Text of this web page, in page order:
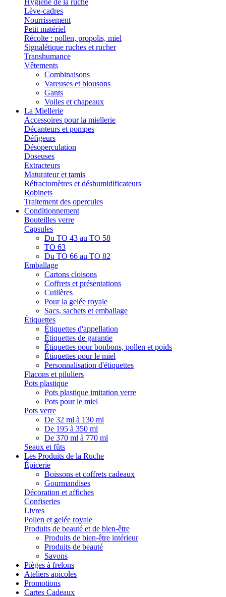
Hygiène de la ruche
Lève-cadres
Nourrissement
Petit matériel
Récolte : pollen, propolis, miel
Signalétique ruches et rucher
Transhumance
Vêtements
Combinaisons
Vareuses et blousons
Gants
Voiles et chapeaux
La Miellerie
Accessoires pour la miellerie
Décanteurs et pompes
Défigeurs
Désoperculation
Doseuses
Extracteurs
Maturateur et tamis
Réfractomètres et déshumidificateurs
Robinets
Traitement des opercules
Conditionnement
Bouteilles verre
Capsules
Du TO 43 au TO 58
TO 63
Du TO 66 au TO 82
Emballage
Cartons cloisons
Coffrets et présentations
Cuillères
Pour la gelée royale
Sacs, sachets et emballage
Étiquettes
Étiquettes d'appellation
Étiquettes de garantie
Étiquettes pour bonbons, pollen et poids
Étiquettes pour le miel
Personnalisation d'étiquettes
Flacons et piluliers
Pots plastique
Pots plastique imitation verre
Pots pour le miel
Pots verre
De 32 ml à 130 ml
De 195 à 350 ml
De 370 ml à 770 ml
Seaux et fûts
Les Produits de la Ruche
Épicerie
Boissons et coffrets cadeaux
Gourmandises
Décoration et affiches
Confiseries
Livres
Pollen et gelée royale
Produits de beauté et de bien-être
Produits de bien-être intérieur
Produits de beauté
Savons
Pièges à frelons
Ateliers apicoles
Promotions
Cartes Cadeaux